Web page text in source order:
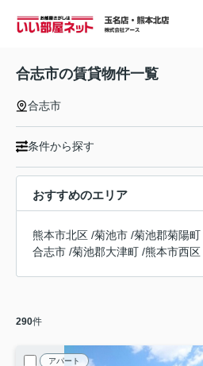
合志市の賃貸物件一覧
合志市
条件から探す
おすすめのエリア
熊本市北区 /菊池市 /菊池郡菊陽町
合志市 /菊池郡大津町 /熊本市西区
290件
アパート